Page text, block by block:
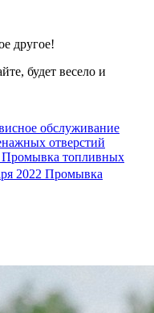
другое!
будет весело и
обслуживание
отверстий
Промывка топливных
2022 Промывка